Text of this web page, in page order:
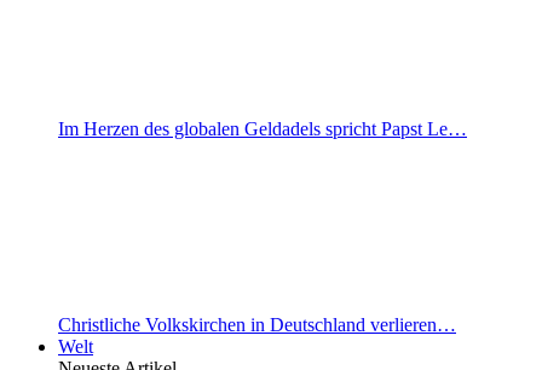
Im Herzen des globalen Geldadels spricht Papst Le…
Christliche Volkskirchen in Deutschland verlieren…
Welt